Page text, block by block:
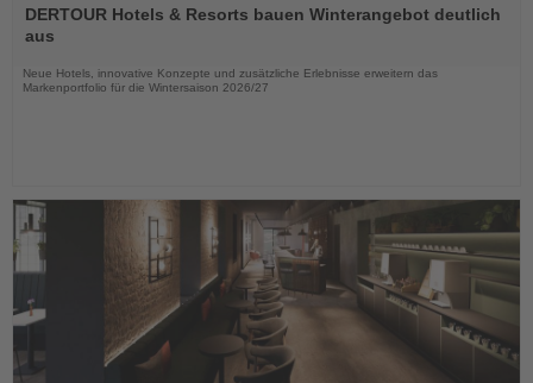
Sie
die
DERTOUR Hotels & Resorts bauen Winterangebot deutlich
aus
Neue Hotels, innovative Konzepte und zusätzliche Erlebnisse erweitern das
Markenportfolio für die Wintersaison 2026/27